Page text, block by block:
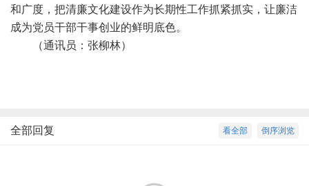
和广度，把清廉文化建设作为长期性工作抓紧抓实，让廉洁
成为党员干部干事创业的鲜明底色。
（通讯员：张柳林）
倒序浏览
看全部
全部回复